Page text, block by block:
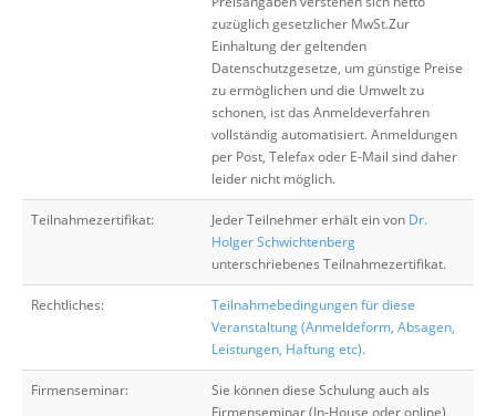
zuzüglich gesetzlicher MwSt.Zur
Einhaltung der geltenden
Datenschutzgesetze, um günstige Preise
zu ermöglichen und die Umwelt zu
schonen, ist das Anmeldeverfahren
vollständig automatisiert. Anmeldungen
per Post, Telefax oder E-Mail sind daher
leider nicht möglich.
Teilnahmezertifikat: Jeder Teilnehmer erhält ein von Dr.
Holger Schwichtenberg
unterschriebenes Teilnahmezertifikat.
Rechtliches:
Teilnahmebedingungen für diese
Veranstaltung (Anmeldeform, Absagen,
Leistungen, Haftung etc).
Firmenseminar:
Sie können diese Schulung auch als
Firmenseminar (In-House oder online)